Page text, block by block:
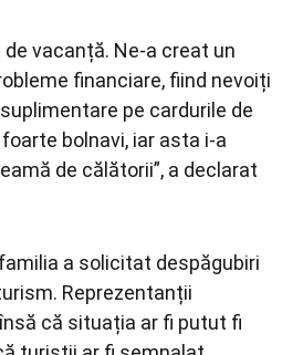
vacanță. Ne-a creat un
financiare, fiind nevoiți
pe cardurile de
bolnavi, iar asta i-a
de călătorii”, a declarat
a solicitat despăgubiri
Reprezentanții
că situația ar fi putut fi